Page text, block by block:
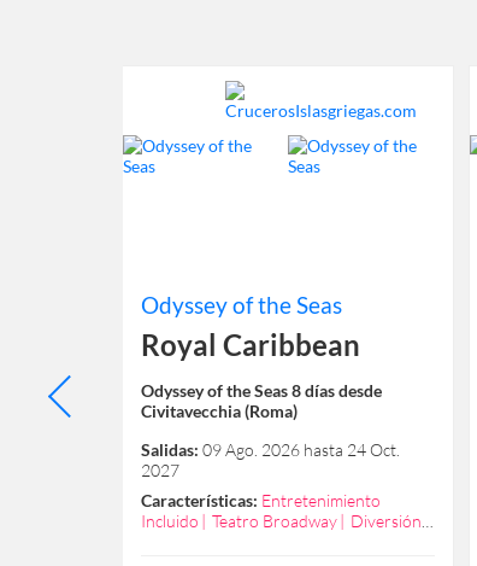
Odyssey of the Seas
Royal Caribbean
Odyssey of the Seas 8 días desde
Civitavecchia (Roma)
Salidas: 09 Ago. 2026 hasta 24 Oct.
2027
Características: Entretenimiento
Incluido
Teatro Broadway
Diversión